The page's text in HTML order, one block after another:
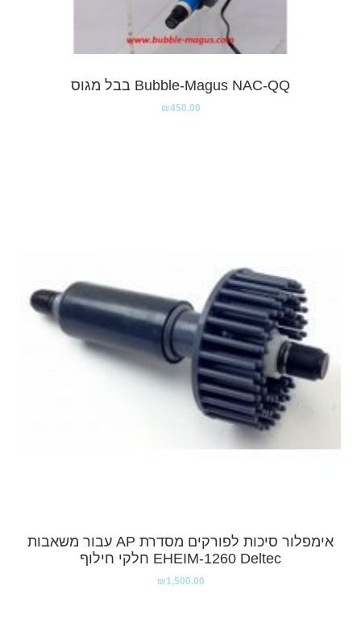
Bubble-Magus NAC-QQ בבל מגוס
₪450.00
אימפלור סיכות לפורקים מסדרת AP עבור משאבות
EHEIM-1260 Deltec חלקי חילוף
₪1,500.00